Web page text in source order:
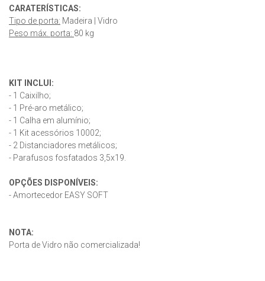
CARATERÍSTICAS:
Tipo de porta: Madeira | Vidro
Peso máx. porta: 80 kg
KIT INCLUI:
- 1 Caixilho;
- 1 Pré-aro metálico;
- 1 Calha em alumínio;
- 1 Kit acessórios 10002;
- 2 Distanciadores metálicos;
- Parafusos fosfatados 3,5x19.
OPÇÕES DISPONÍVEIS:
- Amortecedor EASY SOFT
NOTA:
Porta de Vidro não comercializada!